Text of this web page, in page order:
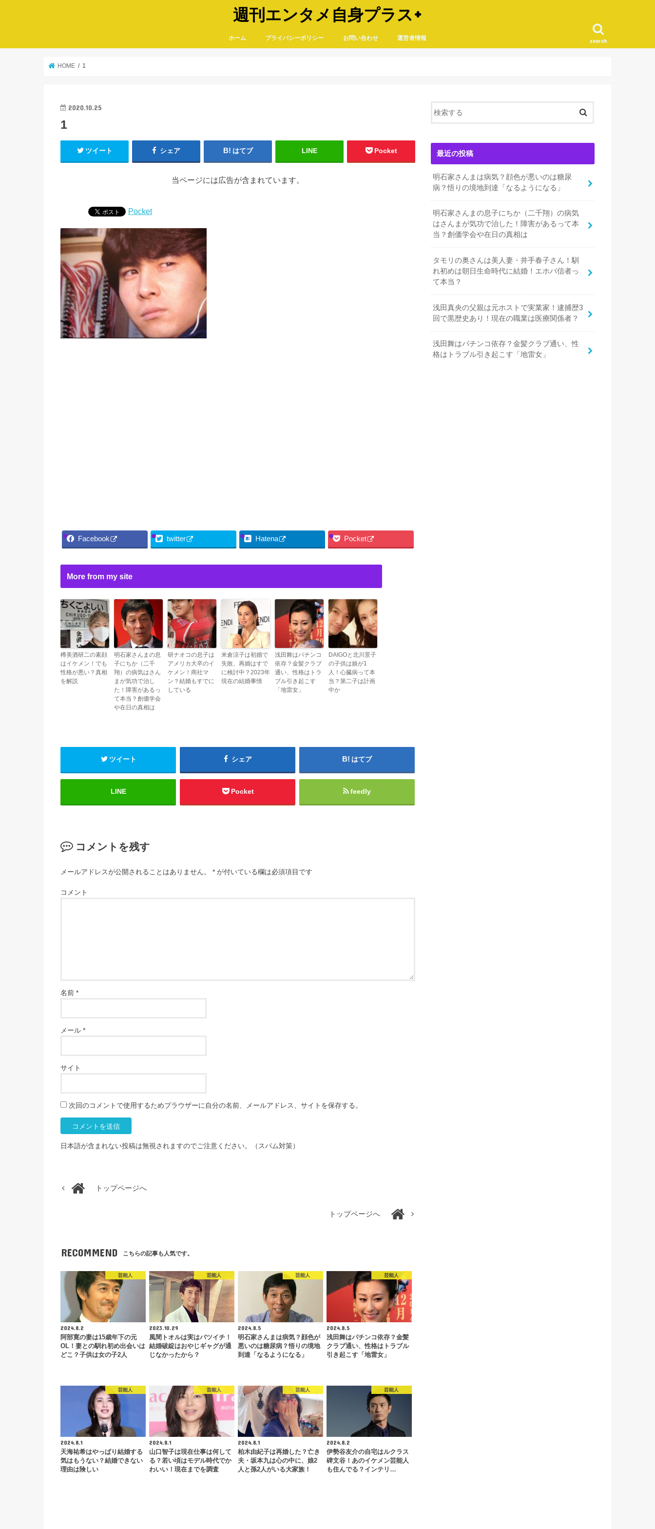
週刊エンタメ自身プラス+
search
ホーム プライバシーポリシー お問い合わせ 運営者情報
HOME 1
2020.10.25
1
ツイート シェア はてブ LINE Pocket
当ページには広告が含まれています。
Pocket
Facebook twitter Hatena Pocket
More from my site
樽美酒研二の素顔
はイケメン！でも
性格が悪い？真相
を解説
明石家さんまの息
子にちか（二千
翔）の病気はさん
まが気功で治し
た！障害があるっ
て本当？創価学会
や在日の真相は
研ナオコの息子は
アメリカ大卒のイ
ケメン！商社マ
ン？結婚もすでに
している
米倉涼子は初婚で
失敗、再婚はすで
に検討中？2023年
現在の結婚事情
浅田舞はパチンコ
依存？金髪クラブ
通い、性格はトラ
ブル引き起こす
「地雷女」
DAIGOと北川景子
の子供は娘が1
人！心臓病って本
当？第二子は計画
中か
ツイート シェア はてブ
LINE Pocket feedly
コメントを残す
メールアドレスが公開されることはありません。 * が付いている欄は必須項目です
コメント
名前 *
メール *
サイト
次回のコメントで使用するためブラウザーに自分の名前、メールアドレス、サイトを保存する。
日本語が含まれない投稿は無視されますのでご注意ください。（スパム対策）
トップページへ
トップページへ
RECOMMEND こちらの記事も人気です。
芸能人
2024.8.2
阿部寛の妻は15歳年下の元
OL！妻との馴れ初め出会いは
どこ？子供は女の子2人
芸能人
2023.10.29
風間トオルは実はバツイチ！
結婚破綻はおやじギャグが通
じなかったから？
芸能人
2024.8.5
明石家さんまは病気？顔色が
悪いのは糖尿病？悟りの境地
到達「なるようになる」
芸能人
2024.8.5
浅田舞はパチンコ依存？金髪
クラブ通い、性格はトラブル
引き起こす「地雷女」
芸能人
2024.8.1
天海祐希はやっぱり結婚する
気はもうない？結婚できない
理由は険しい
芸能人
2024.8.1
山口智子は現在仕事は何して
る？若い頃はモデル時代でか
わいい！現在までを調査
芸能人
2024.8.1
柏木由紀子は再婚した？亡き
夫・坂本九は心の中に、娘2
人と孫2人がいる大家族！
芸能人
2024.8.2
伊勢谷友介の自宅はルクラス
碑文谷！あのイケメン芸能人
も住んでる？インテリ…
最近の投稿
明石家さんまは病気？顔色が悪いのは糖尿
病？悟りの境地到達「なるようになる」
明石家さんまの息子にちか（二千翔）の病気
はさんまが気功で治した！障害があるって本
当？創価学会や在日の真相は
タモリの奥さんは美人妻・井手春子さん！馴
れ初めは朝日生命時代に結婚！エホバ信者っ
て本当？
浅田真央の父親は元ホストで実業家！逮捕歴3
回で黒歴史あり！現在の職業は医療関係者？
浅田舞はパチンコ依存？金髪クラブ通い、性
格はトラブル引き起こす「地雷女」